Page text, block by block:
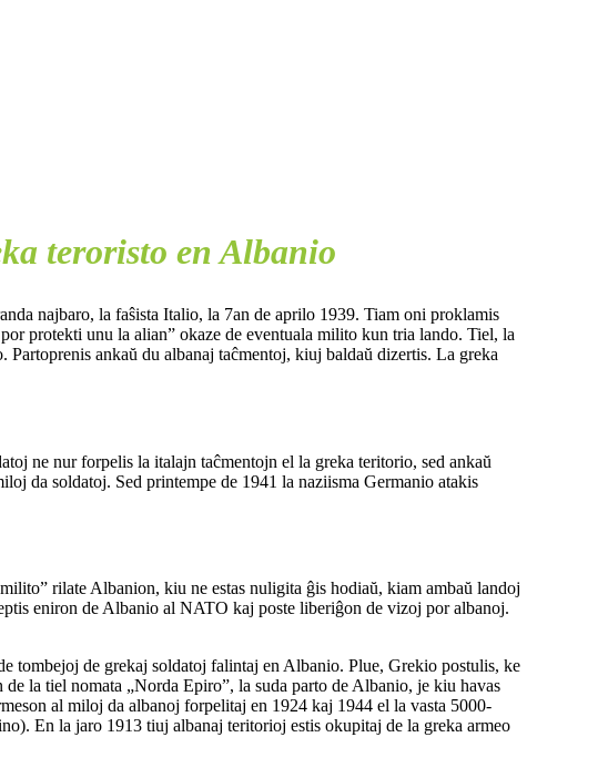
teroristo en Albanio
najbaro, la faŝista Italio, la 7an de aprilo 1939. Tiam oni proklamis
protekti unu la alian” okaze de eventuala milito kun tria lando. Tiel, la
ankaŭ du albanaj taĉmentoj, kiuj baldaŭ dizertis. La greka
ne nur forpelis la italajn taĉmentojn el la greka teritorio, sed ankaŭ
da soldatoj. Sed printempe de 1941 la naziisma Germanio atakis
rilate Albanion, kiu ne estas nuligita ĝis hodiaŭ, kiam ambaŭ landoj
eniron de Albanio al NATO kaj poste liberiĝon de vizoj por albanoj.
tombejoj de grekaj soldatoj falintaj en Albanio. Plue, Grekio postulis, ke
la tiel nomata „Norda Epiro”, la suda parto de Albanio, je kiu havas
al miloj da albanoj forpelitaj en 1924 kaj 1944 el la vasta 5000-
En la jaro 1913 tiuj albanaj teritorioj estis okupitaj de la greka armeo